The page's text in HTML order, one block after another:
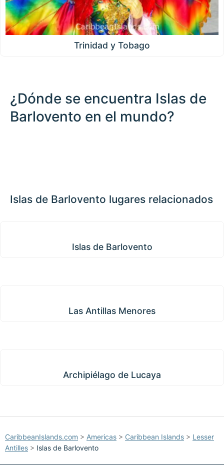
Trinidad y Tobago
¿Dónde se encuentra Islas de
Barlovento en el mundo?
500 km / 310.7 mi
Islas de Barlovento lugares relacionados
Islas de Barlovento
Las Antillas Menores
Archipiélago de Lucaya
CaribbeanIslands.com > Americas > Caribbean Islands > Lesser
Antilles > Islas de Barlovento